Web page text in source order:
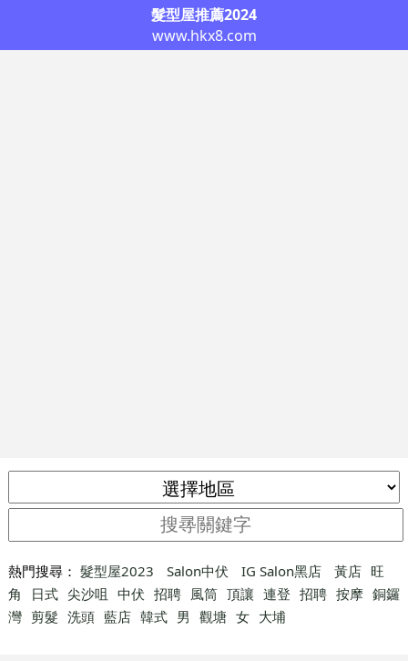
髮型屋推薦2024
www.hkx8.com
熱門搜尋： 髮型屋2023 Salon中伏 IG Salon黑店 黃店 旺
角
日式 尖沙咀 中伏 招聘 風筒 頂讓 連登 招聘 按摩 銅鑼
灣 剪髮 洗頭 藍店 韓式 男 觀塘 女 大埔